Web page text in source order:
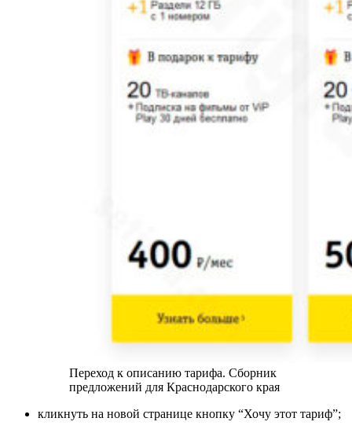
Переход к описанию тарифа. Сборник
предложений для Краснодарского края
кликнуть на новой странице кнопку “Хочу этот тариф”;